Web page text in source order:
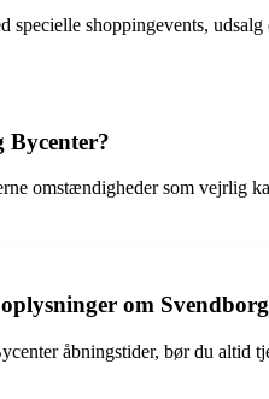
shoppingevents,
omstændigheder som
om
åbningstider, bør du altid